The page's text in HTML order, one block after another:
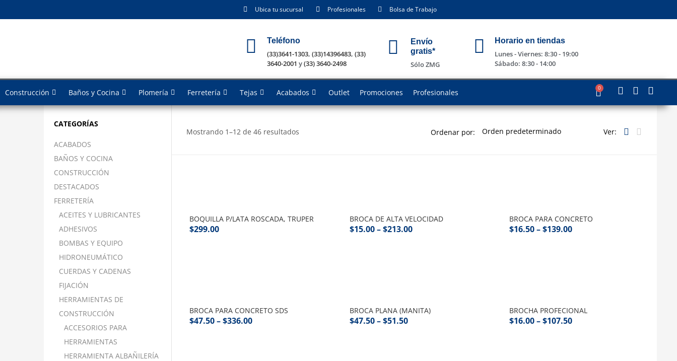
Ubica tu sucursal Profesionales Bolsa de Trabajo
Teléfono
(33)3641-1303, (33)14396483, (33)
3640-2001 y(33) 3640-2498
Envío
gratis*
Sólo ZMG
Horario en tiendas
Lunes - Viernes: 8:30 - 19:00
Sábado: 8:30 - 14:00
Construcción Baños y Cocina Plomería Ferretería Tejas Acabados Outlet Promociones Profesionales 0
CATEGORÍAS
ACABADOS
BAÑOS Y COCINA
CONSTRUCCIÓN
DESTACADOS
FERRETERÍA
ACEITES Y LUBRICANTES
ADHESIVOS
BOMBAS Y EQUIPO
HIDRONEUMÁTICO
CUERDAS Y CADENAS
FIJACIÓN
HERRAMIENTAS DE
CONSTRUCCIÓN
ACCESORIOS PARA
HERRAMIENTAS
HERRAMIENTA ALBAÑILERÍA
Mostrando 1–12 de 46 resultados Ordenar por: Ver:
BOQUILLA P/LATA ROSCADA, TRUPER
$299.00
BROCA DE ALTA VELOCIDAD
$15.00–$213.00
BROCA PARA CONCRETO
$16.50–$139.00
BROCA PARA CONCRETO SDS
$47.50–$336.00
BROCA PLANA (MANITA)
$47.50–$51.50
BROCHA PROFECIONAL
$16.00–$107.50